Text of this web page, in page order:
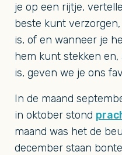
je op een rijtje,
beste kunt
is, of en wanneer je
hem kunt stekken
is, geven we je ons
In de maand
in oktober stond
maand was het de
december staan